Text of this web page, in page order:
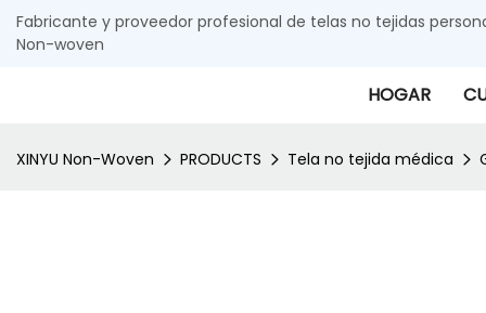
Fabricante y proveedor profesional de telas no tejidas
Non-woven
HOGAR
XINYU Non-Woven PRODUCTS Tela no tejida médica